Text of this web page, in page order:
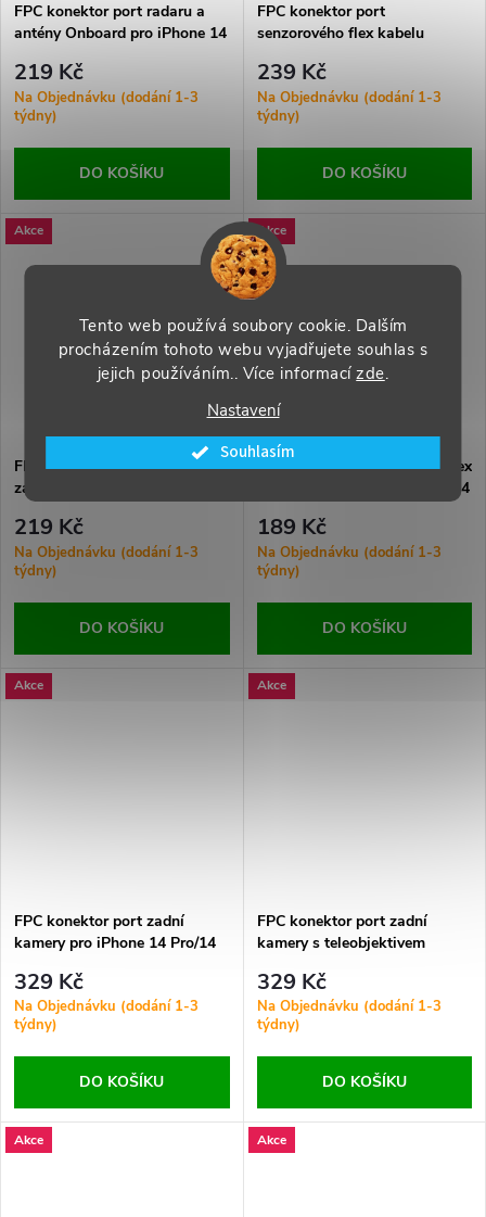
Tento web používá soubory cookie. Dalším
procházením tohoto webu vyjadřujete souhlas s
jejich používáním.. Více informacízde.
Nastavení
Souhlasím
FPC konektor port radaru a
antény Onboard pro iPhone 14
219 Kč
Na Objednávku (dodání 1-3
týdny)
DO KOŠÍKU
FPC konektor port
senzorového flex kabelu
Pro Max Ori 18Pin
239 Kč
Na Objednávku (dodání 1-3
týdny)
DO KOŠÍKU
Akce
FPC konektor port tlačítka na
zapínání Onboard pro iPhone
219 Kč
Na Objednávku (dodání 1-3
týdny)
DO KOŠÍKU
Akce
FPC konektor port Wifi na flex
kabelu Onboard pro iPhone 14
189 Kč
Na Objednávku (dodání 1-3
týdny)
DO KOŠÍKU
Akce
FPC konektor port zadní
kamery pro iPhone 14 Pro/14
329 Kč
Na Objednávku (dodání 1-3
týdny)
DO KOŠÍKU
Akce
FPC konektor port zadní
kamery s teleobjektivem
Pro Max Ori 46Pin
329 Kč
Na Objednávku (dodání 1-3
týdny)
DO KOŠÍKU
Akce Akce